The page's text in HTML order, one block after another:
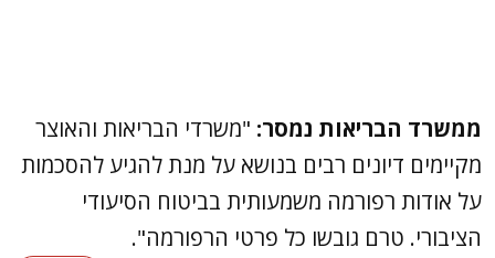
ממשרד הבריאות נמסר: "משרדי הבריאות והאוצר
מקיימים דיונים רבים בנושא על מנת להגיע להסכמות
על אודות רפורמה משמעותית בביטוח הסיעודי
הציבורי. טרם גובשו כל פרטי הרפורמה".